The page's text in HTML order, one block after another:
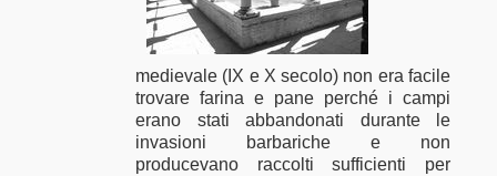
medievale (IX e X secolo) non era facile
trovare farina e pane perché i campi
erano stati abbandonati durante le
invasioni barbariche e non
producevano raccolti sufficienti per